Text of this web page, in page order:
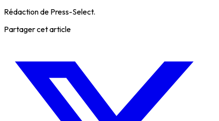
Rédaction de Press-Select.
Partager cet article